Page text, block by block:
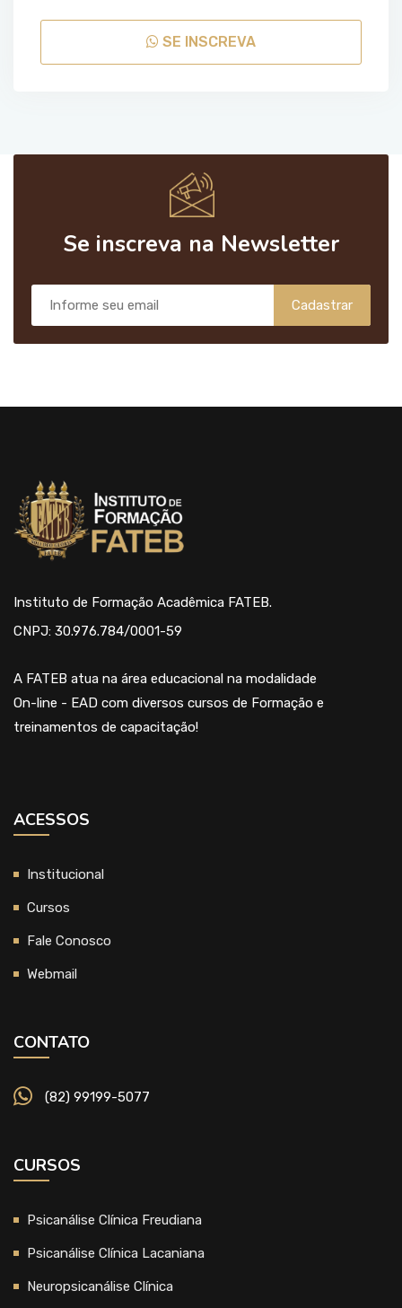
SE INSCREVA
Se inscreva na Newsletter
Cadastrar
Instituto de Formação Acadêmica FATEB.
CNPJ: 30.976.784/0001-59
A FATEB atua na área educacional na modalidade
On-line - EAD com diversos cursos de Formação e
treinamentos de capacitação!
ACESSOS
Institucional
Cursos
Fale Conosco
Webmail
CONTATO
(82) 99199-5077
CURSOS
Psicanálise Clínica Freudiana
Psicanálise Clínica Lacaniana
Neuropsicanálise Clínica